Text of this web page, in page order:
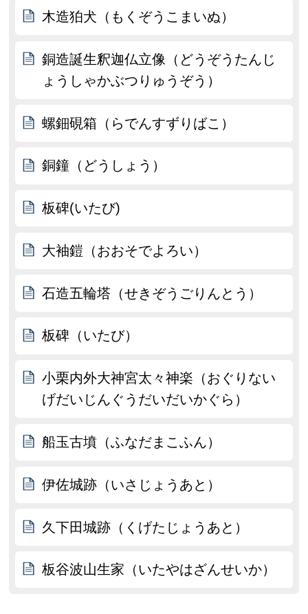
木造狛犬（もくぞうこまいぬ）
銅造誕生釈迦仏立像（どうぞうたんじ
ょうしゃかぶつりゅうぞう）
螺鈿硯箱（らでんすずりばこ）
銅鐘（どうしょう）
板碑(いたび)
大袖鎧（おおそでよろい）
石造五輪塔（せきぞうごりんとう）
板碑（いたび）
小栗内外大神宮太々神楽（おぐりない
げだいじんぐうだいだいかぐら）
船玉古墳（ふなだまこふん）
伊佐城跡（いさじょうあと）
久下田城跡（くげたじょうあと）
板谷波山生家（いたやはざんせいか）